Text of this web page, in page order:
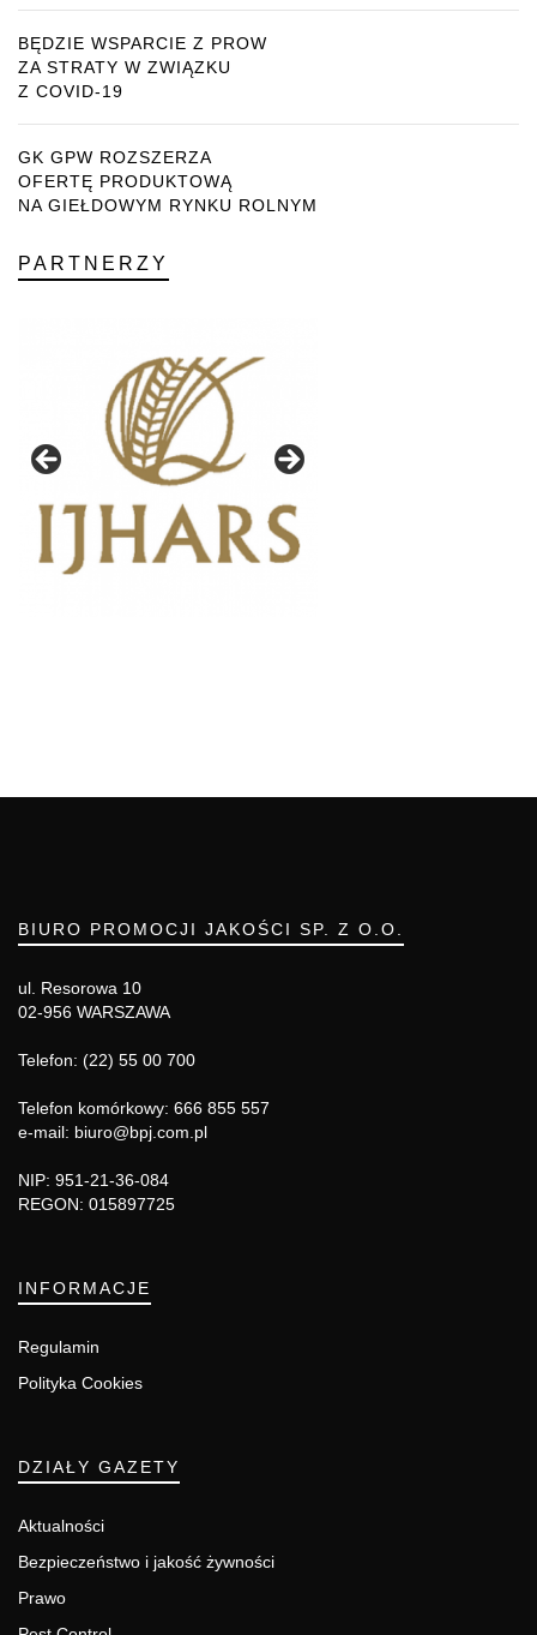
BĘDZIE WSPARCIE Z PROW
ZA STRATY W ZWIĄZKU
Z COVID-19
GK GPW ROZSZERZA
OFERTĘ PRODUKTOWĄ
NA GIEŁDOWYM RYNKU ROLNYM
PARTNERZY
BIURO PROMOCJI JAKOŚCI SP. Z O.O.
ul. Resorowa 10
02-956 WARSZAWA
Telefon: (22) 55 00 700
Telefon komórkowy: 666 855 557
e-mail: biuro@bpj.com.pl
NIP: 951-21-36-084
REGON: 015897725
INFORMACJE
Regulamin
Polityka Cookies
DZIAŁY GAZETY
Aktualności
Bezpieczeństwo i jakość żywności
Prawo